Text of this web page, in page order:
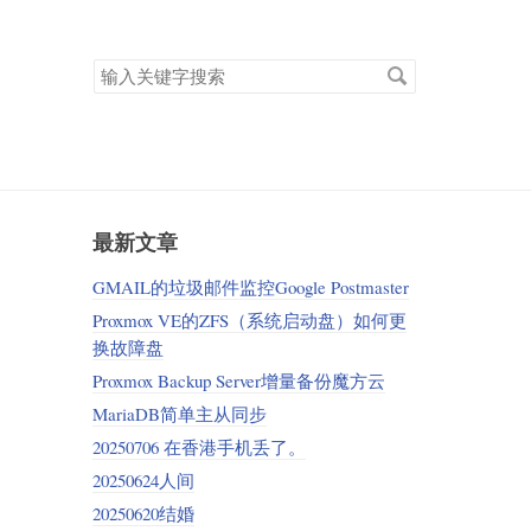
搜
索
最新文章
GMAIL的垃圾邮件监控Google Postmaster
Proxmox VE的ZFS（系统启动盘）如何更
换故障盘
Proxmox Backup Server增量备份魔方云
MariaDB简单主从同步
20250706 在香港手机丢了。
20250624人间
20250620结婚